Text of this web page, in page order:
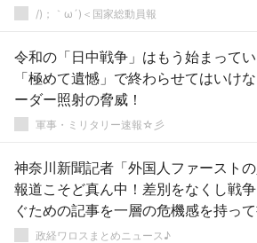
米CIA「ｳｸﾗｲﾅ関与否定！(主張対立」→
/)；｀ω´)＜国家総動員報
令和の「日中戦争」はもう始まって
「極めて遺憾」で終わらせてはいけ
ーダー照射の脅威！
軍事・ミリタリー速報☆彡
神奈川新聞記者「外国人ファースト
報道こそど真ん中！差別をなくし戦
ぐための記事を一層の危機感を持っ
ていく！」ｗｗｗｗｗｗｗｗｗｗｗｗ
政経ワロスまとめニュース♪